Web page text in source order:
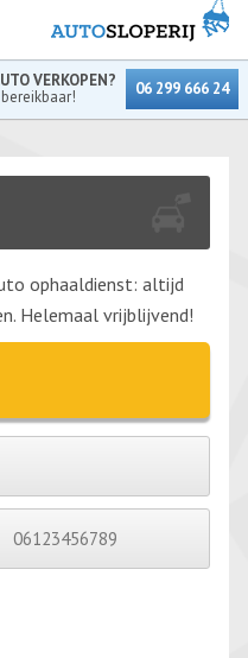
VERKOPEN?
06 299 666 24
ophaaldienst: altijd
Helemaal vrijblijvend!